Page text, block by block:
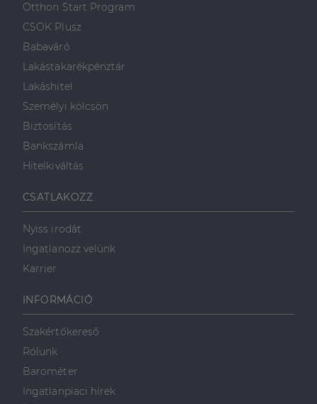
Otthon Start Program
CSOK Plusz
Babaváró
Lakástakarékpénztár
Lakáshitel
Személyi kölcsön
Biztosítás
Bankszámla
Hitelkiváltás
CSATLAKOZZ
Nyiss irodát
Ingatlanozz velünk
Karrier
INFORMÁCIÓ
Szakértőkereső
Rólunk
Barométer
Ingatlanpiaci hírek